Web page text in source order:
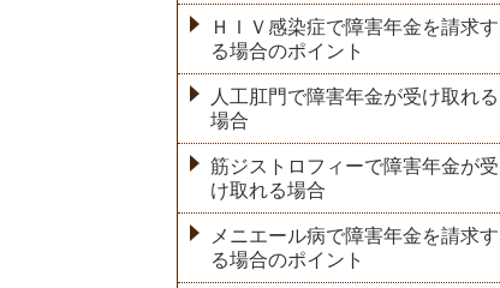
ＨＩＶ感染症で障害年金を請求す
る場合のポイント
人工肛門で障害年金が受け取れる
場合
筋ジストロフィーで障害年金が受
け取れる場合
メニエール病で障害年金を請求す
る場合のポイント